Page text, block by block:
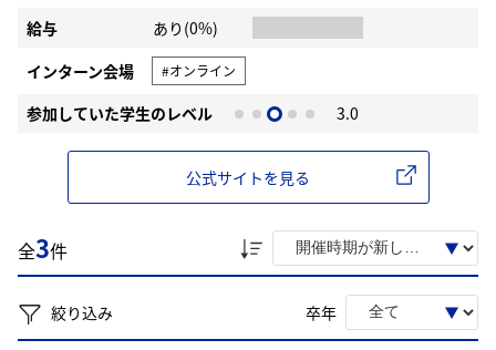
給与
あり(0%)
インターン会場
#オンライン
参加していた学生のレベル 3.0
公式サイトを見る
全3件
絞り込み 卒年